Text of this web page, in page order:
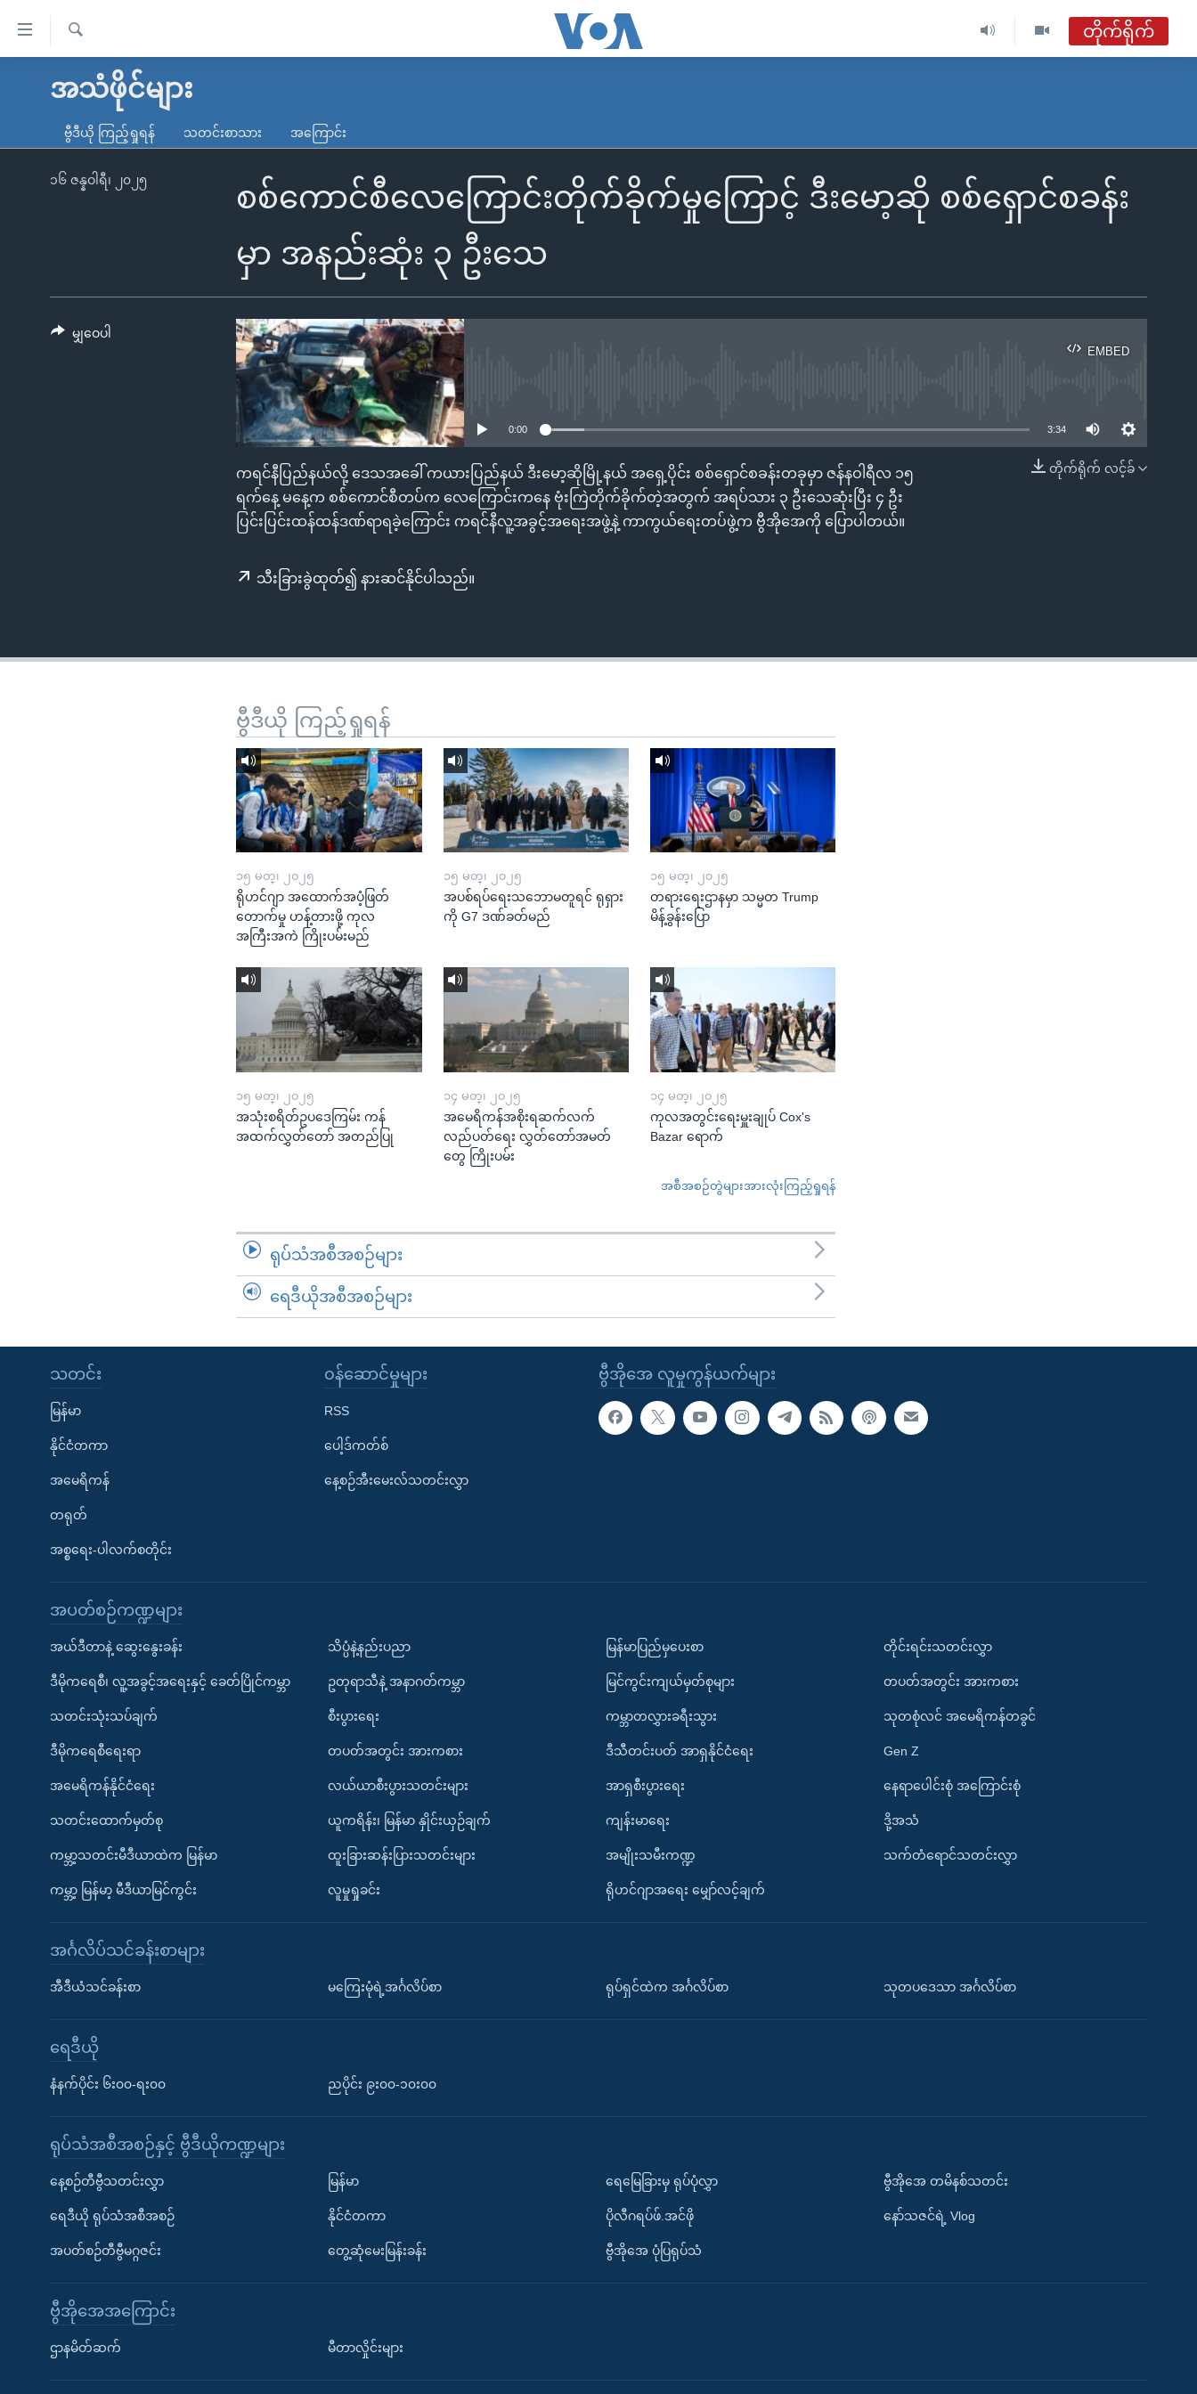
လွယ်ကူ
သည့်
မူလစာမျက်နှာ
ကမ္ဘာ့သတင်းများ
နိုင်ငံတကာ
မကြေးမုံရဲ့ အင်္ဂလိပ်စာ
ရေဒီယို
ရေဒီယိုနှင့်ရုပ်သံ အချက်အလက်များ
ရ
တိုက်ရိုက်
အသံဖိုင်များ
ဗွီဒီယို ကြည့်ရှုရန် သတင်းစာသား အကြောင်း
စစ်ကောင်စီလေကြောင်းတိုက်ခိုက်မှုကြောင့် ဒီးမော့ဆို စစ်ရှောင်စခန်း
မှာ အနည်းဆုံး ၃ ဦးသေ
၁၆ ဇန္နဝါရီ၊ ၂၀၂၅
EMBED
EMBED
0:00 3:34
တိုက်ရိုက် လင့်ခ်
ကရင်နီပြည်နယ်လို့ ဒေသအခေါ် ကယားပြည်နယ် ဒီးမော့ဆိုမြို့နယ် အရှေ့ပိုင်း စစ်ရှောင်စခန်းတခုမှာ ဇန်နဝါရီလ ၁၅
ရက်နေ့ မနေ့က စစ်ကောင်စီတပ်က လေကြောင်းကနေ ဗုံးကြဲတိုက်ခိုက်တဲ့အတွက် အရပ်သား ၃ ဦးသေဆုံးပြီး ၄ ဦး
ပြင်းပြင်းထန်ထန်ဒဏ်ရာရခဲ့ကြောင်း ကရင်နီလူ့အခွင့်အရေးအဖွဲ့နဲ့ ကာကွယ်ရေးတပ်ဖွဲ့က ဗွီအိုအေကို ပြောပါတယ်။
သီးခြားခွဲထုတ်၍ နားဆင်နိုင်ပါသည်။
မျှဝေပါ
ဗွီဒီယို ကြည့်ရှုရန်
၁၅ မတ္၊ ၂၀၂၅
ရိုဟင်ဂျာ အထောက်အပံ့ဖြတ်
တောက်မှု ဟန့်တားဖို့ ကုလ
အကြီးအကဲ ကြိုးပမ်းမည်
၁၅ မတ္၊ ၂၀၂၅
အပစ်ရပ်ရေးသဘောမတူရင် ရုရှား
ကို G7 ဒဏ်ခတ်မည်
၁၅ မတ္၊ ၂၀၂၅
တရားရေးဌာနမှာ သမ္မတ Trump
မိန့်ခွန်းပြော
၁၅ မတ္၊ ၂၀၂၅
အသုံးစရိတ်ဥပဒေကြမ်း ကန်
အထက်လွှတ်တော် အတည်ပြု
၁၄ မတ္၊ ၂၀၂၅
အမေရိကန်အစိုးရဆက်လက်
လည်ပတ်ရေး လွှတ်တော်အမတ်
တွေ ကြိုးပမ်း
၁၄ မတ္၊ ၂၀၂၅
ကုလအတွင်းရေးမှူးချုပ် Cox's
Bazar ရောက်
အစီအစဉ်တွဲများအားလုံးကြည့်ရှုရန်
ရုပ်သံအစီအစဉ်များ
ရေဒီယိုအစီအစဉ်များ
ဗွီအိုအေ လူမှုကွန်ယက်များ
သတင်း
မြန်မာ
နိုင်ငံတကာ
အမေရိကန်
တရုတ်
အစ္စရေး-ပါလက်စတိုင်း
၀န်ဆောင်မှုများ
RSS
ပေါ့ဒ်ကတ်စ်
နေ့စဉ်အီးမေးလ်သတင်းလွှာ
အပတ်စဉ်ကဏ္ဍများ
အယ်ဒီတာနဲ့ ဆွေးနွေးခန်း
ဒီမိုကရေစီ၊ လူ့အခွင့်အရေးနှင့် ခေတ်ပြိုင်ကမ္ဘာ
သတင်းသုံးသပ်ချက်
ဒီမိုကရေစီရေးရာ
အမေရိကန်နိုင်ငံရေး
သတင်းထောက်မှတ်စု
ကမ္ဘာ့သတင်းမီဒီယာထဲက မြန်မာ
ကမ္ဘာ့ မြန်မာ့ မီဒီယာမြင်ကွင်း
သိပ္ပံနဲ့နည်းပညာ
ဥတုရာသီနဲ့ အနာဂတ်ကမ္ဘာ
စီးပွားရေး
တပတ်အတွင်း အားကစား
လယ်ယာစီးပွားသတင်းများ
ယူကရိန်း၊ မြန်မာ နှိုင်းယှဉ်ချက်
ထူးခြားဆန်းပြားသတင်းများ
လူမှုရှုခင်း
မြန်မာပြည်မှပေးစာ
မြင်ကွင်းကျယ်မှတ်စုများ
ကမ္ဘာတလွှားခရီးသွား
ဒီသီတင်းပတ် အာရှနိုင်ငံရေး
အာရှစီးပွားရေး
ကျန်းမာရေး
အမျိုးသမီးကဏ္ဍ
ရိုဟင်ဂျာအရေး မျှော်လင့်ချက်
တိုင်းရင်းသတင်းလွှာ
တပတ်အတွင်း အားကစား
သုတစုံလင် အမေရိကန်တခွင်
Gen Z
နေရာပေါင်းစုံ အကြောင်းစုံ
ဒို့အသံ
သက်တံရောင်သတင်းလွှာ
အင်္ဂလိပ်သင်ခန်းစာများ
အီဒီယံသင်ခန်းစာ မကြေးမုံရဲ့အင်္ဂလိပ်စာ ရုပ်ရှင်ထဲက အင်္ဂလိပ်စာ သုတပဒေသာ အင်္ဂလိပ်စာ
ရေဒီယို
နံနက်ပိုင်း ၆း၀၀-ရး၀၀ ညပိုင်း ၉း၀၀-၁၀း၀၀
ရုပ်သံအစီအစဉ်နှင့် ဗွီဒီယိုကဏ္ဍများ
နေ့စဉ်တီဗွီသတင်းလွှာ
ရေဒီယို ရုပ်သံအစီအစဉ်
အပတ်စဉ်တီဗွီမဂ္ဂဇင်း
မြန်မာ
နိုင်ငံတကာ
တွေ့ဆုံမေးမြန်းခန်း
ရေမြေခြားမှ ရုပ်ပုံလွှာ
ပိုလီဂရပ်ဖ်.အင်ဖို
ဗွီအိုအေ ပုံပြရုပ်သံ
ဗွီအိုအေ တမိနစ်သတင်း
နော်သဇင်ရဲ့ Vlog
ဗွီအိုအေအကြောင်း
ဌာနမိတ်ဆက် မီတာလှိုင်းများ